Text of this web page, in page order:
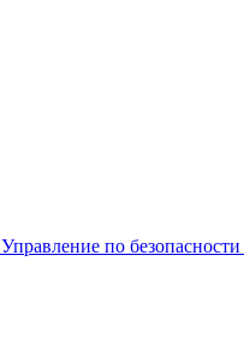
Управление по безопасности